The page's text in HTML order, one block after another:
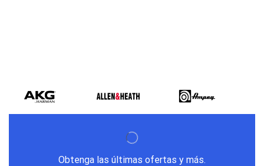
Obtenga las últimas ofertas y más.